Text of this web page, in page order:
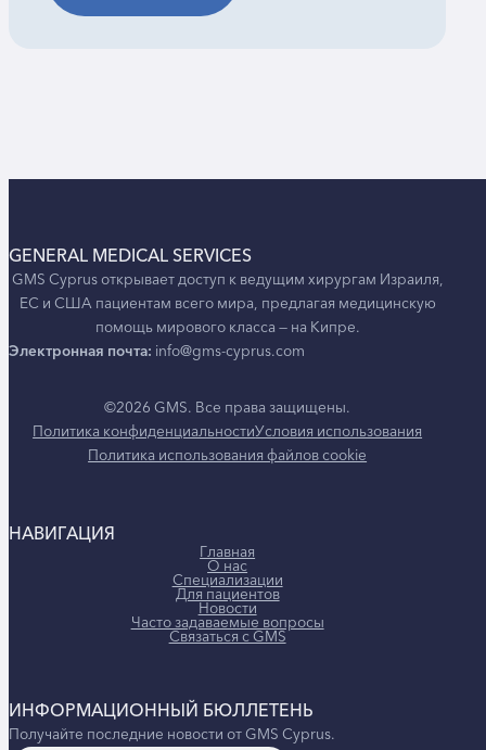
GENERAL MEDICAL SERVICES
GMS Cyprus открывает доступ к ведущим хирургам Израиля,
ЕС и США пациентам всего мира, предлагая медицинскую
помощь мирового класса — на Кипре.
Электронная почта: info@gms-cyprus.com
©2026 GMS. Все права защищены.
Политика конфиденциальностиУсловия использования
Политика использования файлов cookie
НАВИГАЦИЯ
Главная
О нас
Специализации
Для пациентов
Новости
Часто задаваемые вопросы
Связаться с GMS
ИНФОРМАЦИОННЫЙ БЮЛЛЕТЕНЬ
Получайте последние новости от GMS Cyprus.